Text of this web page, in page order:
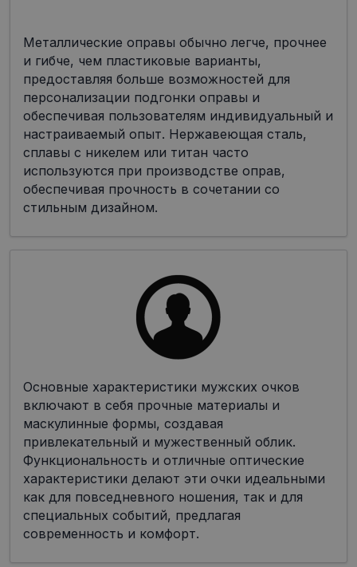
Металлические оправы обычно легче, прочнее
и гибче, чем пластиковые варианты,
предоставляя больше возможностей для
персонализации подгонки оправы и
обеспечивая пользователям индивидуальный и
настраиваемый опыт. Нержавеющая сталь,
сплавы с никелем или титан часто
используются при производстве оправ,
обеспечивая прочность в сочетании со
стильным дизайном.
Основные характеристики мужских очков
включают в себя прочные материалы и
маскулинные формы, создавая
привлекательный и мужественный облик.
Функциональность и отличные оптические
характеристики делают эти очки идеальными
как для повседневного ношения, так и для
специальных событий, предлагая
современность и комфорт.